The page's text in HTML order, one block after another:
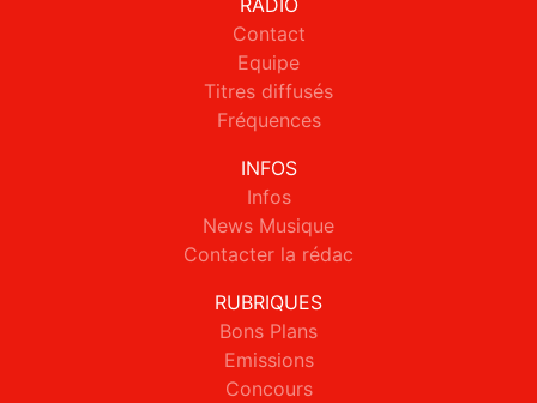
RADIO
Contact
Equipe
Titres diffusés
Fréquences
INFOS
Infos
News Musique
Contacter la rédac
RUBRIQUES
Bons Plans
Emissions
Concours